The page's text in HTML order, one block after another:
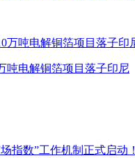
吨电解铜箔项目落子印尼
指数”工作机制正式启动！